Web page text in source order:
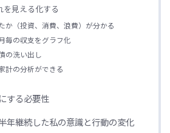
を見える化する
か（投資、消費、浪費）が分かる
毎の収支をグラフ化
の洗い出し
計の分析ができる
する必要性
年継続した私の意識と行動の変化